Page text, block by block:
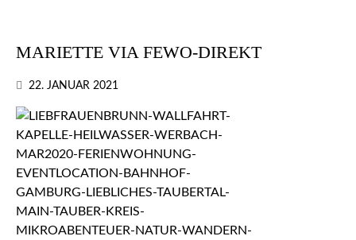
MARIETTE VIA FEWO-DIREKT
22. JANUAR 2021